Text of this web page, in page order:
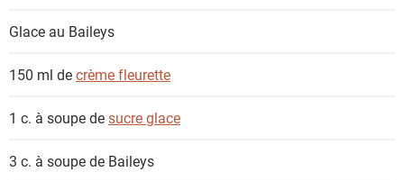
Glace au Baileys
150 ml decrème fleurette
1 c. à soupe desucre glace
3 c. à soupe de Baileys